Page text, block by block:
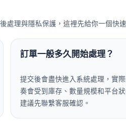
處理與隱私保護，這裡先給你一個快速
訂單一般多久開始處理？
提交後會盡快進入系統處理，實
奏會受到庫存、數量規模和平台
建議先聯繫客服確認。